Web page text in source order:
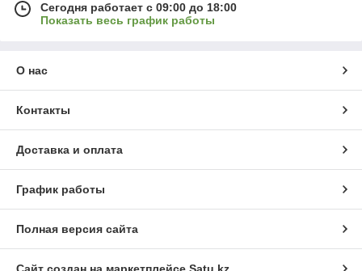
Сегодня работает с 09:00 до 18:00
Показать весь график работы
О нас
Контакты
Доставка и оплата
График работы
Полная версия сайта